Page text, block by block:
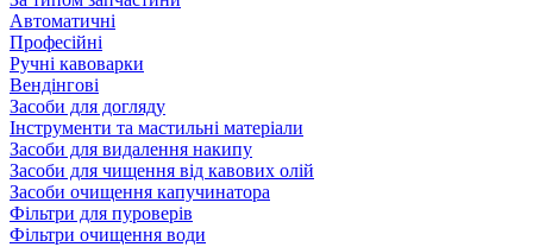
Автоматичні
Професійні
Ручні кавоварки
Вендінгові
Засоби для догляду
Інструменти та мастильні матеріали
Засоби для видалення накипу
Засоби для чищення від кавових олій
Засоби очищення капучинатора
Фільтри для пуроверів
Фільтри очищення води